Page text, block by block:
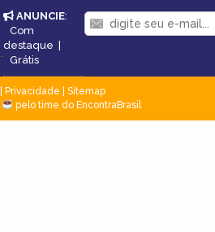
ANUNCIE:
Com
destaque |
Grátis
Privacidade
Sitemap
pelo time do EncontraBrasil